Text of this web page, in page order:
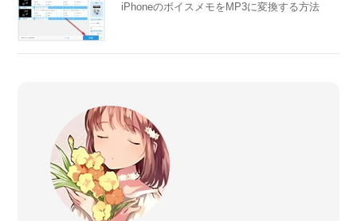
iPhoneのボイスメモをMP3に変換する方法